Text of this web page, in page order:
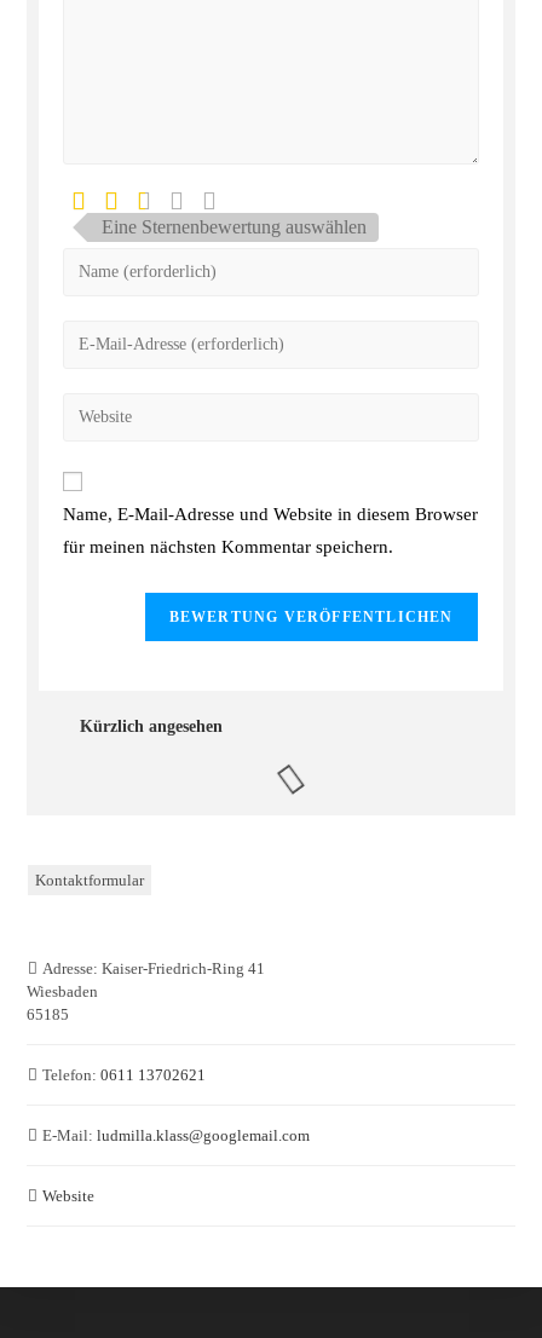
Eine Sternenbewertung auswählen
Name, E-Mail-Adresse und Website in diesem Browser
für meinen nächsten Kommentar speichern.
Kürzlich angesehen
Kontaktformular
Adresse: Kaiser-Friedrich-Ring 41
Wiesbaden
65185
Telefon: 0611 13702621
E-Mail: ludmilla.klass@googlemail.com
Website